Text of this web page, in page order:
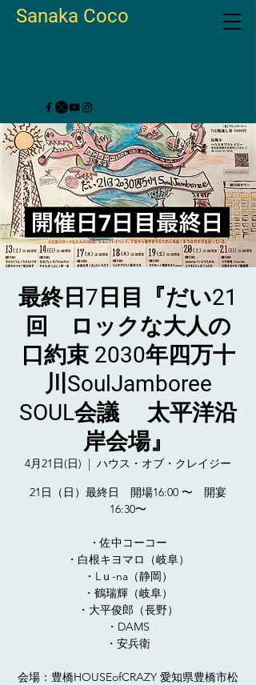
Sanaka Coco
最終日7日目『だい21
回 ロックな大人の
口約束 2030年四万十
川SoulJamboree
SOUL会議 太平洋沿
岸会場』
4月21日(日)
  |
ハウス・オブ・クレイジー
21日（日）最終日 開場16:00 〜 開宴
16:30〜
・佐中コーコー
・白根キヨマロ（岐阜）
・Lｕ-na（静岡）
・鶴瑞輝（岐阜）
・大平俊郎（長野）
・DAMS
・安兵衛
会場：豊橋HOUSEofCRAZY 愛知県豊橋市松